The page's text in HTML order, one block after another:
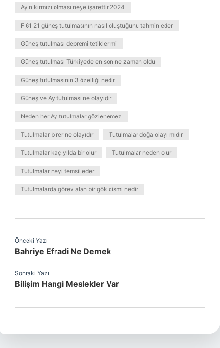
Ayın kırmızı olması neye işarettir 2024
F 61 21 güneş tutulmasının nasıl oluştuğunu tahmin eder
Güneş tutulması depremi tetikler mi
Güneş tutulması Türkiyede en son ne zaman oldu
Güneş tutulmasının 3 özelliği nedir
Güneş ve Ay tutulması ne olayıdır
Neden her Ay tutulmalar gözlenemez
Tutulmalar birer ne olayıdır Tutulmalar doğa olayı mıdır
Tutulmalar kaç yılda bir olur Tutulmalar neden olur
Tutulmalar neyi temsil eder
Tutulmalarda görev alan bir gök cismi nedir
Önceki Yazı
Bahriye Efradi Ne Demek
Sonraki Yazı
Bilişim Hangi Meslekler Var